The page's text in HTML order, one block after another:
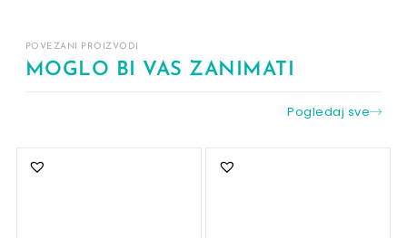
POVEZANI PROIZVODI
MOGLO BI VAS ZANIMATI
Pogledaj sve